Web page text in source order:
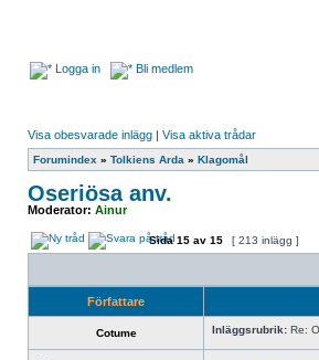
Logga in Bli medlem
Visa obesvarade inlägg | Visa aktiva trådar
Forumindex » Tolkiens Arda » Klagomål
Oseriösa anv.
Moderator: Ainur
Sida15 av 15 [ 213 inlägg ]
Författare
Cotume Inläggsrubrik: Re: